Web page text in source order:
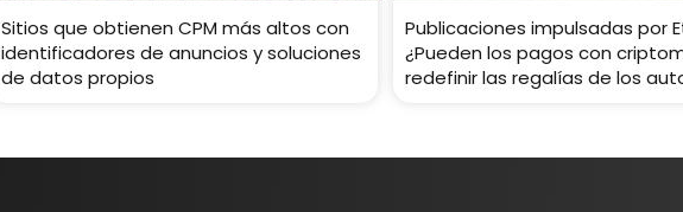
Sitios que obtienen CPM más altos con
identificadores de anuncios y soluciones
de datos propios
Publicaciones impulsadas por
¿Pueden los pagos con
redefinir las regalías de los